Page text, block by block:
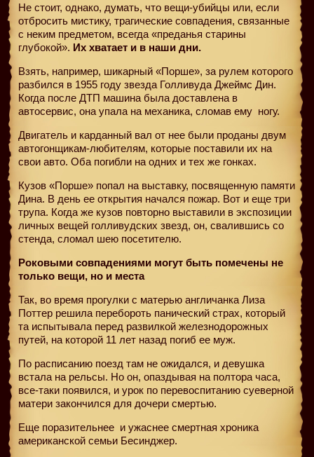
Не стоит, однако, думать, что вещи-убийцы или, если
отбросить мистику, трагические совпадения, связанные
с неким предметом, всегда «преданья старины
глубокой». Их хватает и в наши дни.
Взять, например, шикарный «Порше», за рулем которого
разбился в 1955 году звезда Голливуда Джеймс Дин.
Когда после ДТП машина была доставлена в
автосервис, она упала на механика, сломав ему ногу.
Двигатель и карданный вал от нее были проданы двум
автогонщикам-любителям, которые поставили их на
свои авто. Оба погибли на одних и тех же гонках.
Кузов «Порше» попал на выставку, посвященную памяти
Дина. В день ее открытия начался пожар. Вот и еще три
трупа. Когда же кузов повторно выставили в экспозиции
личных вещей голливудских звезд, он, свалившись со
стенда, сломал шею посетителю.
Роковыми совпадениями могут быть помечены не
только вещи, но и места
Так, во время прогулки с матерью англичанка Лиза
Поттер решила перебороть панический страх, который
та испытывала перед развилкой железнодорожных
путей, на которой 11 лет назад погиб ее муж.
По расписанию поезд там не ожидался, и девушка
встала на рельсы. Но он, опаздывая на полтора часа,
все-таки появился, и урок по перевоспитанию суеверной
матери закончился для дочери смертью.
Еще поразительнее и ужаснее смертная хроника
американской семьи Бесинджер.